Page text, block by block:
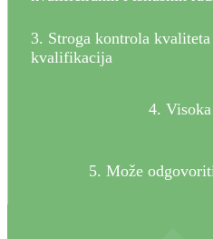
3. Stroga kontrola
kvalifikacija
4.
5. Može